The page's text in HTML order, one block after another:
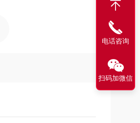
电话咨询
扫码加微信